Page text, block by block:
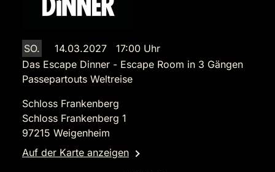
SO.
14.03.2027 17:00 Uhr
Das Escape Dinner - Escape Room in 3 Gängen
Passepartouts Weltreise
Schloss Frankenberg
Schloss Frankenberg 1
97215 Weigenheim
Auf der Karte anzeigen